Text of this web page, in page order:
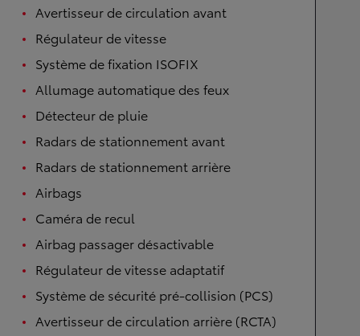
Avertisseur de circulation avant
Régulateur de vitesse
Système de fixation ISOFIX
Allumage automatique des feux
Détecteur de pluie
Radars de stationnement avant
Radars de stationnement arrière
Airbags
Caméra de recul
Airbag passager désactivable
Régulateur de vitesse adaptatif
Système de sécurité pré-collision (PCS)
Avertisseur de circulation arrière (RCTA)